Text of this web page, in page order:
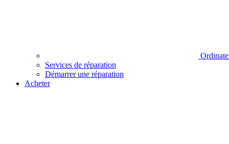
Services de réparation
Démarrer une réparation
Acheter